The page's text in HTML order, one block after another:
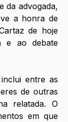
da advogada,
a honra de
de hoje
e ao debate
entre as
de outras
relatada. O
em que